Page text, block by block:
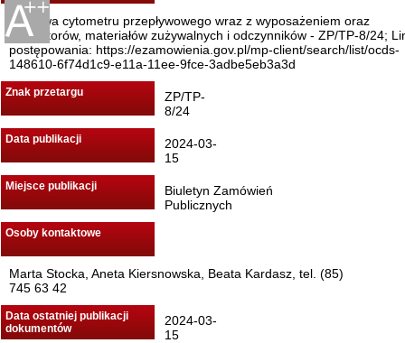
Dostawa cytometru przepływowego wraz z wyposażeniem oraz
kalibratorów, materiałów zużywalnych i odczynników - ZP/TP-8/24;
postępowania: https://ezamowienia.gov.pl/mp-client/search/list/ocds-
148610-6f74d1c9-e11a-11ee-9fce-3adbe5eb3a3d
Znak przetargu
ZP/TP-
8/24
Data publikacji
2024-03-
15
Miejsce publikacji
Biuletyn Zamówień
Publicznych
Osoby kontaktowe
Marta Stocka, Aneta Kiersnowska, Beata Kardasz, tel. (85)
745 63 42
Data ostatniej publikacji
dokumentów
2024-03-
15